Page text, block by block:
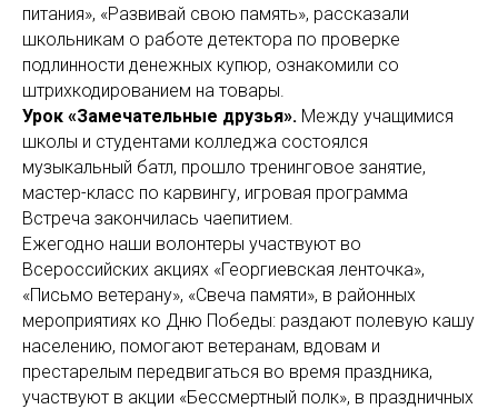
питания», «Развивай свою память», рассказали
школьникам о работе детектора по проверке
подлинности денежных купюр, ознакомили со
штрихкодированием на товары.
Урок «Замечательные друзья». Между учащимися
школы и студентами колледжа состоялся
музыкальный батл, прошло тренинговое занятие,
мастер-класс по карвингу, игровая программа
Встреча закончилась чаепитием.
Ежегодно наши волонтеры участвуют во
Всероссийских акциях «Георгиевская ленточка»,
«Письмо ветерану», «Свеча памяти», в районных
мероприятиях ко Дню Победы: раздают полевую кашу
населению, помогают ветеранам, вдовам и
престарелым передвигаться во время праздника,
участвуют в акции «Бессмертный полк», в праздничных